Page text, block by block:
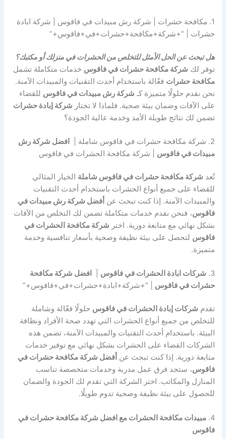
1. مكافحة حشرات | شركة رش مبيدات في فاقوس | شركة ابادة
حشرات | “+شركة+مكافحة+حشرات+في+فاقوس+”
هل تبحث عن الحل الأمثل للتخلص من الحشرات في منزلك أو مكتبك؟
توفر لك شركة مكافحة حشرات في فاقوس خدمات متكاملة تشمل
مكافحة حشرات فعّالة باستخدام أحدث التقنيات والمبيدات الآمنة.
نحن نقدم حلولًا متميزة كـ شركة رش مبيدات في فاقوس للقضاء
على الآفات وضمان بيئة صحية. فلماذا لا تختار شركة إبادة حشرات
تضمن لك نتائج طويلة الأمد وخدمة عالية الجودة؟
2. شركة مكافحة حشرات في فاقوس شاملة |
افضل شركة رش
مبيدات في فاقوس | شركة مكافحة الحشرات في فاقوس
تُعد شركة مكافحة حشرات في فاقوس شاملة الخيار المثالي
للقضاء على جميع أنواع الحشرات باستخدام أحدث التقنيات
والمبيدات الآمنة. إذا كنت تبحث عن أفضل شركة رش مبيدات في
فاقوس، فنحن نقدم خدمات متكاملة تضمن لك التخلص من الآفات
بشكل نهائي مع متابعة دورية. اختر شركة مكافحة الحشرات في
فاقوس لتحصل على بيئة نظيفة وصحية بأسعار تنافسية وخدمة
متميزة.
3. شركات ابادة الحشرات في فاقوس
افضل شركة مكافحة
حشرات في فاقوس | “+شركة+ابادة+حشرات+في+فاقوس+”
تقدم شركات إبادة الحشرات في فاقوس حلولًا فعّالة وشاملة
للتخلص من جميع أنواع الحشرات التي تهدد صحة الأفراد ونظافة
البيئة. باستخدام أحدث التقنيات والمبيدات الآمنة، تضمن هذه
الشركات القضاء على الحشرات بشكل نهائي مع توفير خدمات
متابعة دورية. إذا كنت تبحث عن أفضل شركة مكافحة حشرات في
فاقوس، ستجد فرق عمل مدربة وخدمات متخصصة تناسب
المنازل والمكاتب. اختر الشركة التي تقدم لك الجودة والضمان
للحصول على بيئة نظيفة وصحية تدوم طويلًا.
4. مبيدات مكافحة الحشرات مع افضل شركة مكافحة حشرات في
فاقوس